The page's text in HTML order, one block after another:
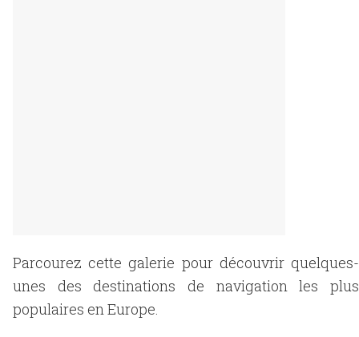
Parcourez cette galerie pour découvrir quelques-
unes des destinations de navigation les plus
populaires en Europe.